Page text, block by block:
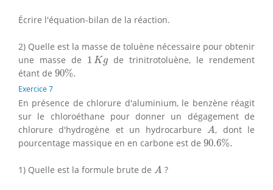
Écrire l'équation-bilan de la réaction.
2) Quelle est la masse de toluène nécessaire pour obtenir
une masse de 1 Kg
1 Kg de trinitrotoluène, le rendement
étant de 90%.
90%
Exercice 7
En présence de chlorure d'aluminium, le benzène réagit
sur le chloroéthane pour donner un dégagement de
chlorure d'hydrogène et un hydrocarbureA
A, dont le
pourcentage massique en en carbone est de 90.6%.
90.6%
1) Quelle est la formule brute de A
A ?